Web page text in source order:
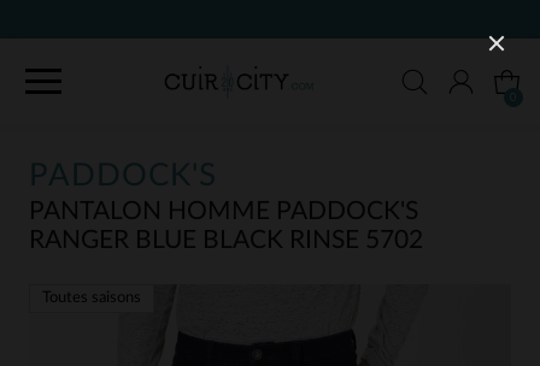
PADDOCK'S
PANTALON HOMME PADDOCK'S
RANGER BLUE BLACK RINSE 5702
Toutes saisons